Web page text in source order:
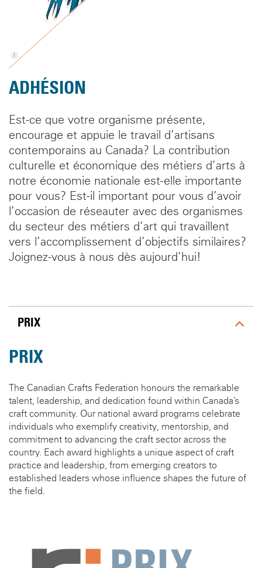
ADHÉSION
Est-ce que votre organisme présente,
encourage et appuie le travail d’artisans
contemporains au Canada? La contribution
culturelle et économique des métiers d’arts à
notre économie nationale est-elle importante
pour vous? Est-il important pour vous d’avoir
l’occasion de réseauter avec des organismes
du secteur des métiers d’art qui travaillent
vers l’accomplissement d’objectifs similaires?
Joignez-vous à nous dès aujourd’hui!
PRIX
PRIX
The Canadian Crafts Federation honours the remarkable
talent, leadership, and dedication found within Canada’s
craft community. Our national award programs celebrate
individuals who exemplify creativity, mentorship, and
commitment to advancing the craft sector across the
country. Each award highlights a unique aspect of craft
practice and leadership, from emerging creators to
established leaders whose influence shapes the future of
the field.